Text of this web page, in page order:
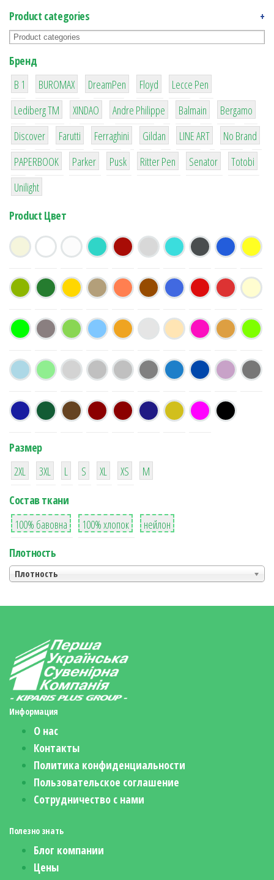
Product categories +
Бренд
B 1
1
BUROMAX
1
DreamPen
2
Floyd
2
Lecce Pen
3
Lediberg ТМ
3
XINDAO
1
Andre Philippe
4
Balmain
26
Bergamo
64
Discover
299
Farutti
4
Ferraghini
42
Gildan
4
LINE ART
90
No Brand
8
PAPERBOOK
6
Parker
2
Pusk
22
Ritter Pen
15
Senator
43
Totobi
1
Unilight
Product Цвет
Размер
38
2XL
16
3XL
42
L
42
S
42
XL XS
М
Состав ткани
8
100% бавовна
36
100% хлопок
2
нейлон
Плотность
Плотность
Информация
О нас
Контакты
Политика конфиденциальности
Пользовательское соглашение
Сотрудничество с нами
Полезно знать
Блог компании
Цены